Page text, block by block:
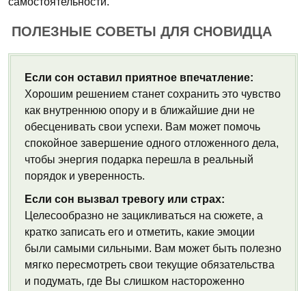
ПОЛЕЗНЫЕ СОВЕТЫ ДЛЯ СНОВИДЦА
Если сон оставил приятное впечатление:
Хорошим решением станет сохранить это чувство
как внутреннюю опору и в ближайшие дни не
обесценивать свои успехи. Вам может помочь
спокойное завершение одного отложенного дела,
чтобы энергия подарка перешла в реальный
порядок и уверенность.
Если сон вызвал тревогу или страх:
Целесообразно не зацикливаться на сюжете, а
кратко записать его и отметить, какие эмоции
были самыми сильными. Вам может быть полезно
мягко пересмотреть свои текущие обязательства
и подумать, где Вы слишком настороженно